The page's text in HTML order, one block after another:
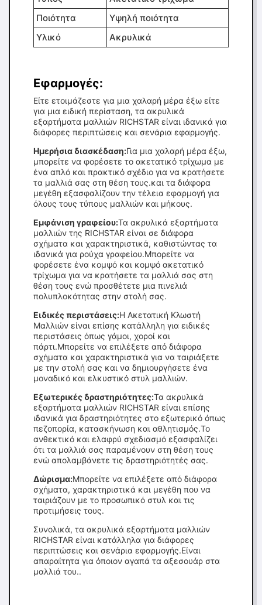
Ποιότητα
Υψηλή ποιότητα
Υλικό
Ακρυλικά
Εφαρμογές:
Είτε ετοιμάζεστε για μια χαλαρή μέρα έξω είτε
για μια ειδική περίσταση, τα ακρυλικά
εξαρτήματα μαλλιών RICHSTAR είναι ιδανικά για
διάφορες περιπτώσεις και σενάρια εφαρμογής.
Ημερήσια διασκέδαση:Για μια χαλαρή μέρα έξω,
μπορείτε να φορέσετε το ακετατικό τρίχωμα με
ένα απλό και πρακτικό σχέδιο για να κρατήσετε
τα μαλλιά σας στη θέση τους.και τα διάφορα
μεγέθη εξασφαλίζουν την τέλεια εφαρμογή για
όλους τους τύπους μαλλιών και μήκους.
Εμφάνιση γραφείου:Τα ακρυλικά εξαρτήματα
μαλλιών της RICHSTAR είναι σε διάφορα
σχήματα και χαρακτηριστικά, καθιστώντας τα
ιδανικά για ρούχα γραφείου.Μπορείτε να
φορέσετε ένα κομψό και κομψό ακετατικό
τρίχωμα για να κρατήσετε τα μαλλιά σας στη
θέση τους ενώ προσθέτετε μια πινελιά
πολυπλοκότητας στην στολή σας.
Ειδικές περιστάσεις:Η Ακετατική Κλωστή
Μαλλιών είναι επίσης κατάλληλη για ειδικές
περιστάσεις όπως γάμοι, χοροί και
πάρτι.Μπορείτε να επιλέξετε από διάφορα
σχήματα και χαρακτηριστικά για να ταιριάξετε
με την στολή σας και να δημιουργήσετε ένα
μοναδικό και ελκυστικό στυλ μαλλιών.
Εξωτερικές δραστηριότητες:Τα ακρυλικά
εξαρτήματα μαλλιών RICHSTAR είναι επίσης
ιδανικά για δραστηριότητες στο εξωτερικό όπως
πεζοπορία, κατασκήνωση και αθλητισμός.Το
ανθεκτικό και ελαφρύ σχεδιασμό εξασφαλίζει
ότι τα μαλλιά σας παραμένουν στη θέση τους
ενώ απολαμβάνετε τις δραστηριότητές σας.
Δώρισμα:Μπορείτε να επιλέξετε από διάφορα
σχήματα, χαρακτηριστικά και μεγέθη που να
ταιριάζουν με το προσωπικό στυλ και τις
προτιμήσεις τους.
Συνολικά, τα ακρυλικά εξαρτήματα μαλλιών
RICHSTAR είναι κατάλληλα για διάφορες
περιπτώσεις και σενάρια εφαρμογής.Είναι
απαραίτητα για όποιον αγαπά τα αξεσουάρ στα
μαλλιά του..